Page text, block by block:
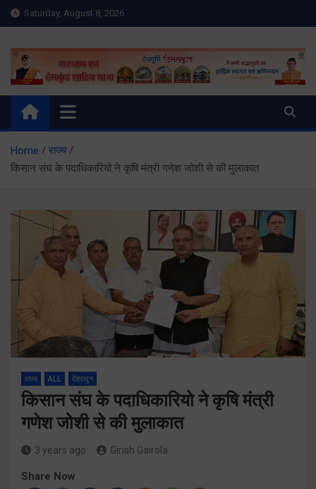
Skip
to
Saturday, August 8, 2026
Meru Raibar | Uttarakhand
News | Uttarkashi News
meruraibar.com
Home
राज्य
किसान संघ के पदाधिकारियो ने कृषि मंत्री गणेश जोशी से की मुलाकात
राज्य ALL देहरादून
किसान संघ के पदाधिकारियो ने कृषि मंत्री
गणेश जोशी से की मुलाकात
3 years ago Girish Gairola
Share Now